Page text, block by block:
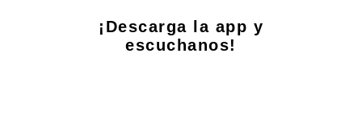
¡Descarga la app y
escuchanos!